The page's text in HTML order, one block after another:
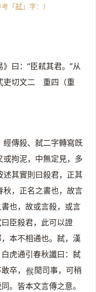
考「弑 」字：）
曰：“臣弒其君。”从
吏切文二 重四（重
經傳殺、弑二字轉寫旣
或拘泥，中無定見，多
述其實則曰殺君，正其
秋，正名之書也，故言
也，故或言殺，或言
臣殺君，此可以證
本不相通也。弑，漢
虎通引春秋讖曰：弑
卒， 𠋫 閒司事，可稍
。皆本文言傳之意。